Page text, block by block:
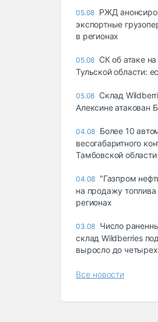
05.08 РЖД
экспортные
в регионах
05.08 СК об атаке
Тульской области:
05.08 Склад
Алексине атакован
04.08 Более 10
весогабаритного
Тамбовской области
04.08 "Газпром
на продажу
регионах
03.08 Число
склад Wildberries
выросло до четырех
Все новости